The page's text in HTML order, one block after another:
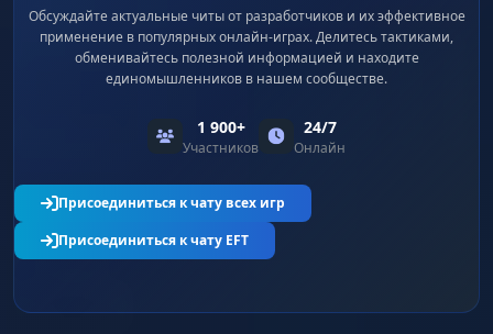
Обсуждайте актуальные читы от разработчиков и их эффективное
применение в популярных онлайн-играх. Делитесь тактиками,
обменивайтесь полезной информацией и находите
единомышленников в нашем сообществе.
1 900+
Участников
24/7
Онлайн
Присоединиться к чату всех игр
Присоединиться к чату EFT